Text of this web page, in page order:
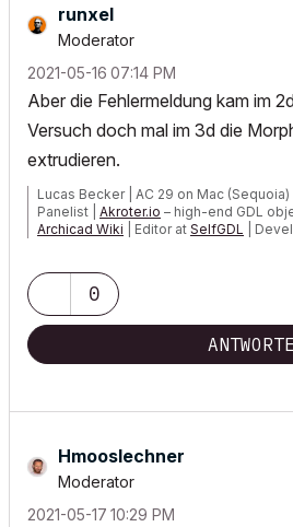
runxel
Moderator
‎2021-05-16 07:14 PM
Aber die Fehlermeldung kam im
Versuch doch mal im 3d die
extrudieren.
Lucas Becker | AC 29 on Mac
Panelist | Akroter.io – high-end GDL
Archicad Wiki | Editor at SelfGDL |
My List of AC shortcomings & bugs
Mention AI Again
POSIWID – The Purpose Of a System Is
«Furthermore, I consider that Carth...
destroyed»
0
Hmooslechner
Moderator
‎2021-05-17 10:29 PM